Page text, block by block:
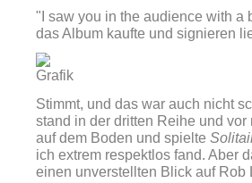
"I saw you in the audience with a
das Album kaufte und signieren
Stimmt, und das war auch nicht
stand in der dritten Reihe und vor
auf dem Boden und spielte
ich extrem respektlos fand. Aber
einen unverstellten Blick auf Rob